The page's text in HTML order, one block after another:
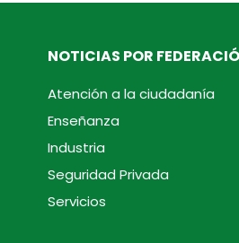
NOTICIAS POR
Atención a la ciudadanía
Enseñanza
Industria
Seguridad Privada
Servicios